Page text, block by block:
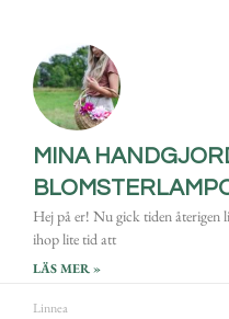
MINA
Hej på er! Nu gick tiden återigen
ihop lite tid att
LÄS MER »
Linnea